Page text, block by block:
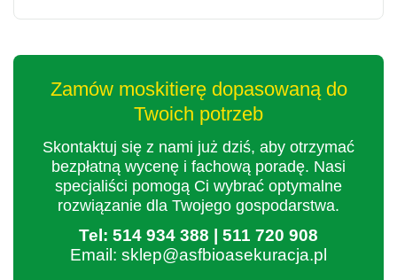
Zamów moskitierę dopasowaną do
Twoich potrzeb
Skontaktuj się z nami już dziś, aby otrzymać
bezpłatną wycenę i fachową poradę. Nasi
specjaliści pomogą Ci wybrać optymalne
rozwiązanie dla Twojego gospodarstwa.
Tel: 514 934 388 | 511 720 908
Email: sklep@asfbioasekuracja.pl